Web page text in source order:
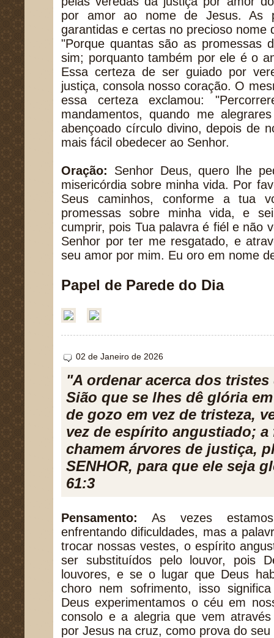
por amor ao nome de Jesus. As
garantidas e certas no precioso nome
"Porque quantas são as promessas
sim; porquanto também por ele é o
Essa certeza de ser guiado por
justiça, consola nosso coração. O
essa certeza exclamou:
mandamentos, quando me
abençoado círculo divino, depois de
mais fácil obedecer ao Senhor.
Oração: Senhor Deus, quero lhe
misericórdia sobre minha vida. Por
Seus caminhos, conforme a tua
promessas sobre minha vida, e
cumprir, pois Tua palavra é fiél e não
Senhor por ter me resgatado, e
seu amor por mim. Eu oro em nome
Papel de Parede do Dia
02 de Janeiro de 2026
"A ordenar acerca dos tristes
Sião que se lhes dê glória
de gozo em vez de tristeza,
vez de espírito angustiado; a
chamem árvores de justiça,
SENHOR, para que ele seja
61:3
Pensamento: As vezes
enfrentando dificuldades, mas a
trocar nossas vestes, o espírito
ser substituídos pelo louvor, pois
louvores, e se o lugar que Deus
choro nem sofrimento, isso
Deus experimentamos o céu em
consolo e a alegria que vem
por Jesus na cruz, como prova do